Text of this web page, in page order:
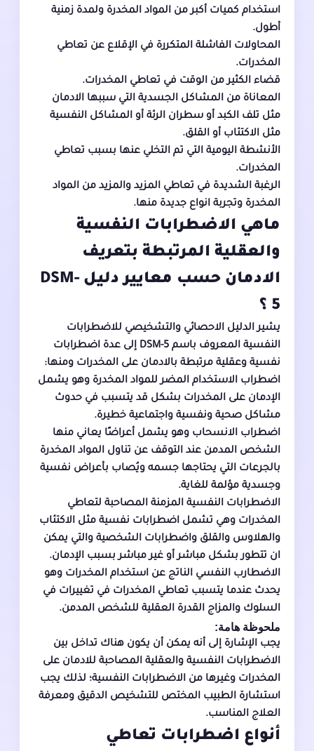
استخدام كميات أكبر من المواد المخدرة ولمدة زمنية
أطول.
المحاولات الفاشلة المتكررة في الإقلاع عن تعاطي
المخدرات.
قضاء الكثير من الوقت في تعاطي المخدرات.
المعاناة من المشاكل الجسدية التي سببها الادمان
مثل تلف الكبد أو سطران الرئة أو المشاكل النفسية
مثل الاكتئاب أو القلق.
الأنشطة اليومية التي تم التخلي عنها بسبب تعاطي
المخدرات.
الرغبة الشديدة في تعاطي المزيد والمزيد من المواد
المخدرة وتجربة انواع جديدة منها.
ماهي الاضطرابات النفسية
والعقلية المرتبطة بتعريف
الادمان حسب معايير دليلDSM-
5 ؟
يشير الدليل الاحصائي والتشخيصي للاضطرابات
النفسية المعروف باسم DSM-5 إلى عدة اضطرابات
نفسية وعقلية مرتبطة بالادمان على المخدرات ومنها:
اضطراب الاستخدام المضر للمواد المخدرة وهو يشمل
الإدمان على المخدرات بشكل قد يتسبب في حدوث
مشاكل صحية ونفسية واجتماعية خطيرة.
اضطراب الانسحاب وهو يشمل أعراضًا يعاني منها
الشخص المدمن عند التوقف عن تناول المواد المخدرة
بالجرعات التي يحتاجها جسمه ويُصاب بأعراض نفسية
وجسدية مؤلمة للغاية.
الاضطرابات النفسية المزمنة المصاحبة لتعاطي
المخدرات وهي تشمل اضطرابات نفسية مثل الاكتئاب
والهلاوس والقلق واضطرابات الشخصية والتي يمكن
ان تتطور بشكل مباشر أو غير مباشر بسبب الإدمان.
الاضطارب النفسي الناتج عن استخدام المخدرات وهو
يحدث عندما يتسبب تعاطي المخدرات في تغييرات في
السلوك والمزاج القدرة العقلية للشخص المدمن.
ملحوظة هامة:
يجب الإشارة إلى أنه يمكن أن يكون هناك تداخل بين
الاضطرابات النفسية والعقلية المصاحبة للادمان على
المخدرات وغيرها من الاضطرابات النفسية؛ لذلك يجب
استشارة الطبيب المختص للتشخيص الدقيق ومعرفة
العلاج المناسب.
أنواع اضطرابات تعاطي